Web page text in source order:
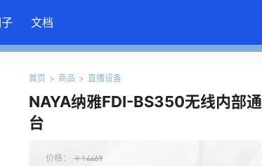
文档
首页 > 商品 > 直播设备
NAYA纳雅FDI-BS350无线内部
台
价格： ￥14469